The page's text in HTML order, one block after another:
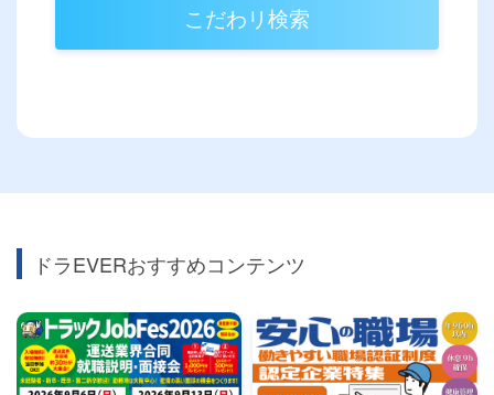
こだわリ検索
ドラEVERおすすめコンテンツ